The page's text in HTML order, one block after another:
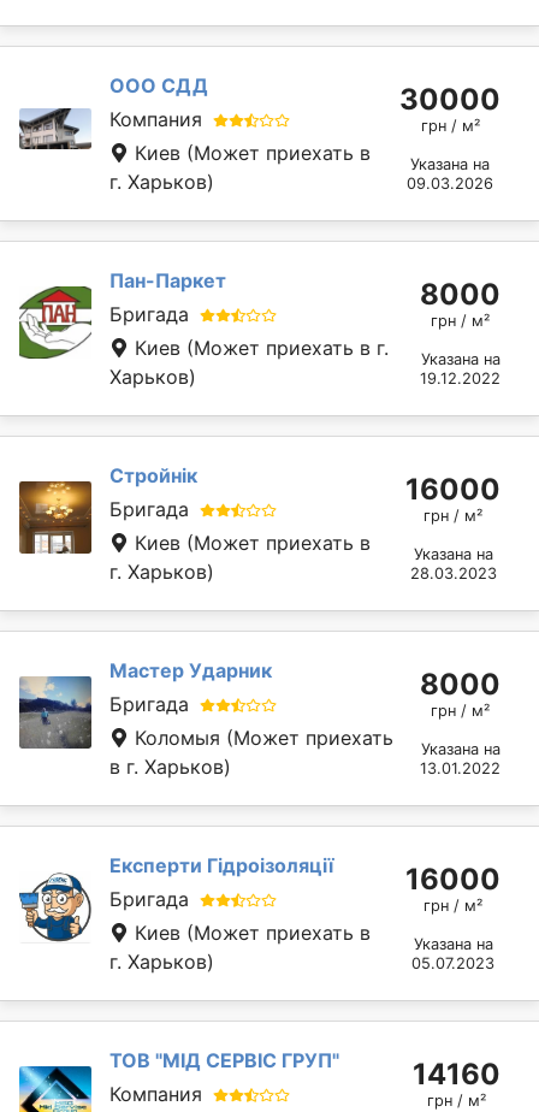
OOO СДД
Компания
Киев (Может приехать в
г. Харьков)
30000
грн / м²
Указана на
09.03.2026
Пан-Паркет
Бригада
Киев (Может приехать в г.
Харьков)
8000
грн / м²
Указана на
19.12.2022
Стройнік
Бригада
Киев (Может приехать в
г. Харьков)
16000
грн / м²
Указана на
28.03.2023
Мастер Ударник
Бригада
Коломыя (Может приехать
в г. Харьков)
8000
грн / м²
Указана на
13.01.2022
Експерти Гідроізоляції
Бригада
Киев (Может приехать в
г. Харьков)
16000
грн / м²
Указана на
05.07.2023
ТОВ "МІД СЕРВІС ГРУП"
Компания
14160
грн / м²